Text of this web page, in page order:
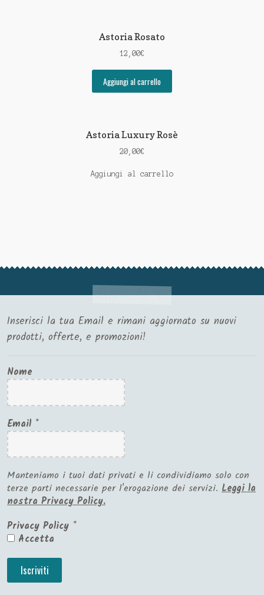
Astoria Rosato
12,00€
Aggiungi al carrello
Astoria Luxury Rosè
20,00€
Aggiungi al carrello
Inserisci la tua Email e rimani aggiornato su nuovi
prodotti, offerte, e promozioni!
Nome
Email *
Manteniamo i tuoi dati privati e li condividiamo solo con
terze parti necessarie per l'erogazione dei servizi. Leggi la
nostra Privacy Policy.
Privacy Policy *
Accetta